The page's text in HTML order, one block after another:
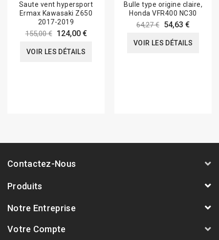
Saute vent hypersport
Ermax Kawasaki Z650
2017-2019
155,00 € 124,00 €
VOIR LES DÉTAILS
Bulle type origine claire,
Honda VFR400 NC30
64,27 € 54,63 €
VOIR LES DÉTAILS
Contactez-Nous
Produits
Notre Entreprise
Votre Compte